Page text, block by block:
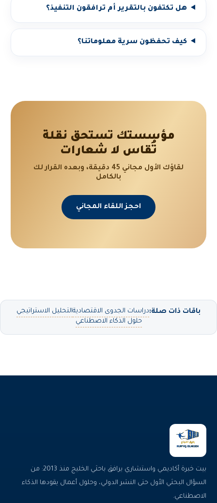
هل تكتفون بالتقرير أم ترافقون التنفيذ؟
كيف تحفظون سرية معلوماتنا؟
مؤسستك تستحق نقلة
تُقاس لا شعارات
لقاؤك الأول مجاني 45 دقيقة، وبعده القرار لك
بالكامل
احجز اللقاء المجاني
باقات ذات صلة:دراسات الجدوى الاقتصاديةالتحليل الاستراتيجي
حلول الذكاء الاصطناعي
بيت خبرة أكاديمي واستشاري يرافق باحثي الخليج منذ 2013: من
السؤال البحثي الأول حتى النشر الدولي، وحلول أعمال يقودها الذكاء
الاصطناعي.